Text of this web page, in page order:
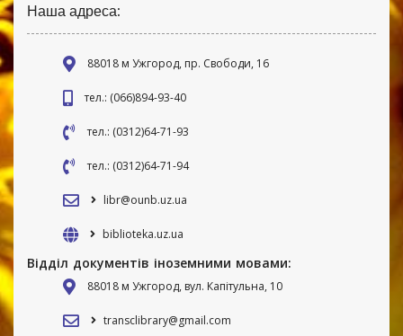
Наша адреса:
88018 м Ужгород, пр. Свободи, 16
тел.: (066)894-93-40
тел.: (0312)64-71-93
тел.: (0312)64-71-94
libr@ounb.uz.ua
biblioteka.uz.ua
Відділ документів іноземними мовами:
88018 м Ужгород, вул. Капітульна, 10
transclibrary@gmail.com